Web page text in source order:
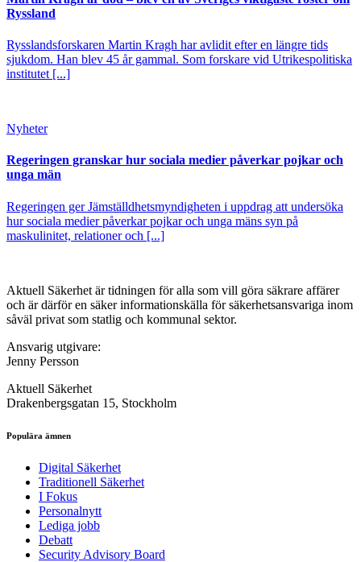
Ryssland
Rysslandsforskaren Martin Kragh har avlidit efter en längre tids
sjukdom. Han blev 45 år gammal. Som forskare vid Utrikespolitiska
institutet [...]
Nyheter
Regeringen granskar hur sociala medier påverkar pojkar och
unga män
Regeringen ger Jämställdhetsmyndigheten i uppdrag att undersöka
hur sociala medier påverkar pojkar och unga mäns syn på
maskulinitet, relationer och [...]
Aktuell Säkerhet är tidningen för alla som vill göra säkrare affärer
och är därför en säker informationskälla för säkerhets­ansvariga inom
såväl privat som statlig och kommunal sektor.
Ansvarig utgivare:
Jenny Persson
Aktuell Säkerhet
Drakenbergsgatan 15, Stockholm
Populära ämnen
Digital Säkerhet
Traditionell Säkerhet
I Fokus
Personalnytt
Lediga jobb
Debatt
Security Advisory Board